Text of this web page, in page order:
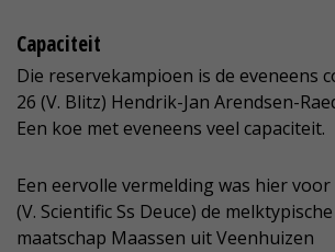
Capaciteit
Die reservekampioen is de eveneens
26 (V. Blitz) Hendrik-Jan Arendsen-
Een koe met eveneens veel capaciteit.
Een eervolle vermelding was hier
(V. Scientific Ss Deuce) de
maatschap Maassen uit Veenhuizen